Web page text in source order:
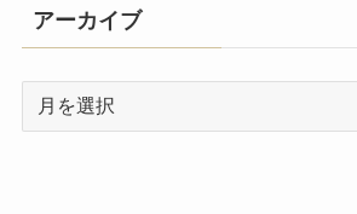
アーカイブ
ー